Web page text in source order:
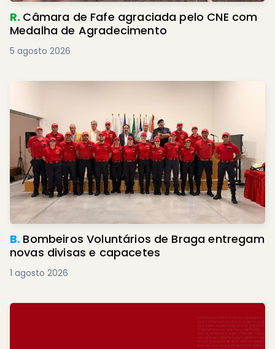
R. Câmara de Fafe agraciada pelo CNE com
Medalha de Agradecimento
5 agosto 2026
B. Bombeiros Voluntários de Braga entregam
novas divisas e capacetes
1 agosto 2026